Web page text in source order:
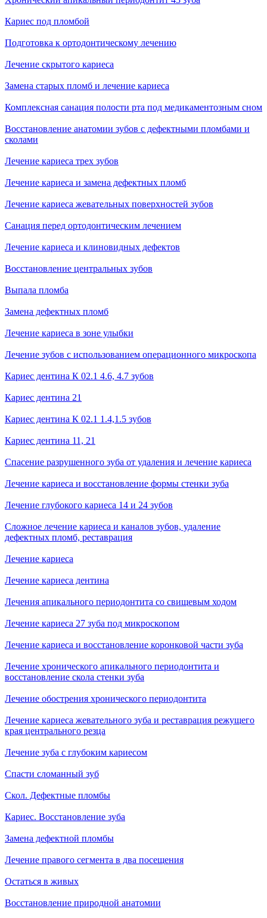
Кариес под пломбой
Подготовка к ортодонтическому лечению
Лечение скрытого кариеса
Замена старых пломб и лечение кариеса
Комплексная санация полости рта под медикаментозным сном
Восстановление анатомии зубов с дефектными пломбами и
сколами
Лечение кариеса трех зубов
Лечение кариеса и замена дефектных пломб
Лечение кариеса жевательных поверхностей зубов
Санация перед ортодонтическим лечением
Лечение кариеса и клиновидных дефектов
Восстановление центральных зубов
Выпала пломба
Замена дефектных пломб
Лечение кариеса в зоне улыбки
Лечение зубов с использованием операционного микроскопа
Кариес дентина К 02.1 4.6, 4.7 зубов
Кариес дентина 21
Кариес дентина К 02.1 1.4,1.5 зубов
Кариес дентина 11, 21
Спасение разрушенного зуба от удаления и лечение кариеса
Лечение кариеса и восстановление формы стенки зуба
Лечение глубокого кариеса 14 и 24 зубов
Сложное лечение кариеса и каналов зубов, удаление
дефектных пломб, реставрация
Лечение кариеса
Лечение кариеса дентина
Лечения апикального периодонтита со свищевым ходом
Лечение кариеса 27 зуба под микроскопом
Лечение кариеса и восстановление коронковой части зуба
Лечение хронического апикального периодонтита и
восстановление скола стенки зуба
Лечение обострения хронического периодонтита
Лечение кариеса жевательного зуба и реставрация режущего
края центрального резца
Лечение зуба с глубоким кариесом
Спасти сломанный зуб
Скол. Дефектные пломбы
Кариес. Восстановление зуба
Замена дефектной пломбы
Лечение правого сегмента в два посещения
Остаться в живых
Восстановление природной анатомии